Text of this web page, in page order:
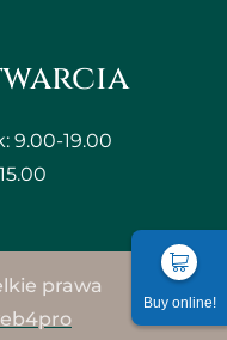
9.00-19.00
prawa
Buy online!